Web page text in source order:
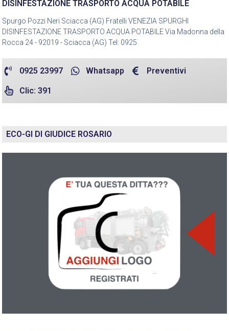
DISINFESTAZIONE TRASPORTO ACQUA POTABILE
Spurgo Pozzi Neri Sciacca (AG) Fratelli VENEZIA SPURGHI
DISINFESTAZIONE TRASPORTO ACQUA POTABILE Via Madonna della
Rocca 24 - 92019 - Sciacca (AG) Tel: 0925
0925 23997 Whatsapp Preventivi
Clic: 391
ECO-GI DI GIUDICE ROSARIO